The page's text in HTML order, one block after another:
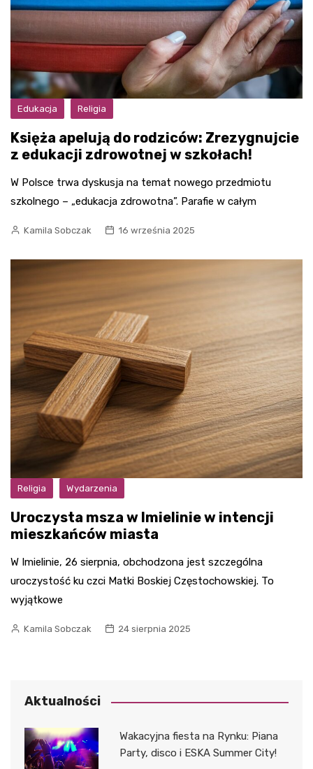
Edukacja Religia
Księża apelują do rodziców: Zrezygnujcie
z edukacji zdrowotnej w szkołach!
W Polsce trwa dyskusja na temat nowego przedmiotu
szkolnego – „edukacja zdrowotna”. Parafie w całym
Kamila Sobczak 16 września 2025
Religia Wydarzenia
Uroczysta msza w Imielinie w intencji
mieszkańców miasta
W Imielinie, 26 sierpnia, obchodzona jest szczególna
uroczystość ku czci Matki Boskiej Częstochowskiej. To
wyjątkowe
Kamila Sobczak 24 sierpnia 2025
Aktualności
Wakacyjna fiesta na Rynku: Piana
Party, disco i ESKA Summer City!